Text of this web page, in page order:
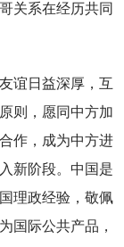
关系在经历共同
谊日益深厚，互
则，愿同中方加
作，成为中方进
新阶段。中国是
理政经验，敬佩
国际公共产品，